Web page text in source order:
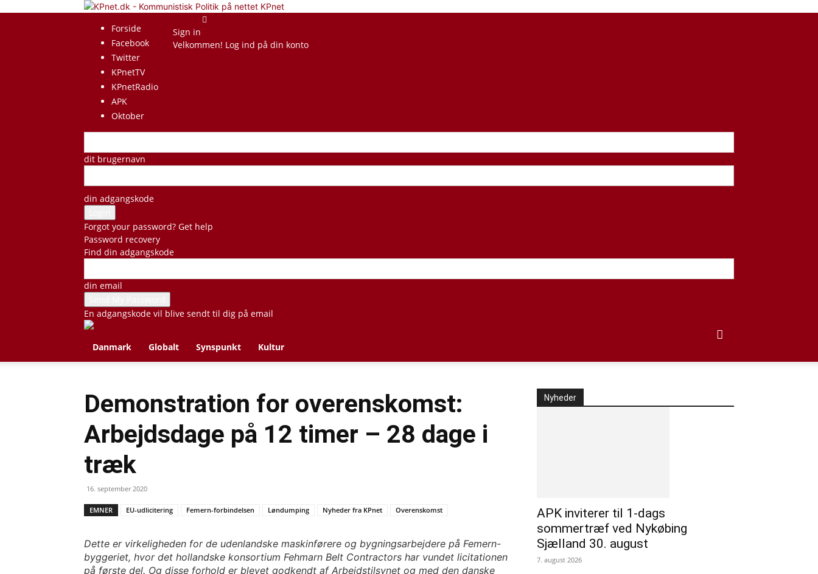
KPnet
Forside
Facebook
Twitter
KPnetTV
KPnetRadio
APK
Oktober
Sign in
Velkommen! Log ind på din konto
dit brugernavn
din adgangskode
Forgot your password? Get help
Password recovery
Find din adgangskode
din email
En adgangskode vil blive sendt til dig på email
Danmark Globalt Synspunkt Kultur
Demonstration for overenskomst:
Arbejdsdage på 12 timer – 28 dage i
træk
16. september 2020
EMNER EU-udlicitering Femern-forbindelsen Løndumping Nyheder fra KPnet Overenskomst
Dette er virkeligheden for de udenlandske maskinførere og bygningsarbejdere på Femern-
byggeriet, hvor det hollandske konsortium Fehmarn Belt Contractors har vundet licitationen
på første del. Og disse forhold er blevet godkendt af Arbejdstilsynet og med den danske
Nyheder
APK inviterer til 1-dags
sommertræf ved Nykøbing
Sjælland 30. august
7. august 2026